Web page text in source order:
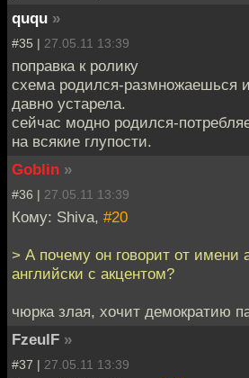
ququ »
#35 | 27.05.11 13:39
поправка к ролику
схема родился-размножаешься
давно устарела.
сейчас модно родился-
на всякие глупости.
Goblin »
#36 | 27.05.11 13:39
Кому: Shiva, #20
> А почему он говорит от имени
английски с акцентом?
чюрка злая, хочит демократию
FzeulF »
#37 | 27.05.11 13:39